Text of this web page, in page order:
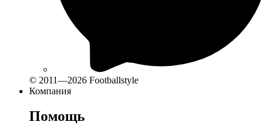
© 2011—2026 Footballstyle
Компания
Помощь